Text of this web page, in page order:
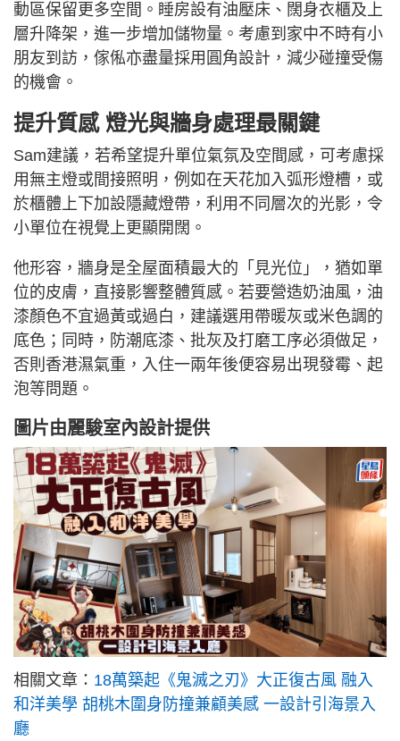
動區保留更多空間。睡房設有油壓床、闊身衣櫃及上
層升降架，進一步增加儲物量。考慮到家中不時有小
朋友到訪，傢俬亦盡量採用圓角設計，減少碰撞受傷
的機會。
提升質感 燈光與牆身處理最關鍵
Sam建議，若希望提升單位氣氛及空間感，可考慮採
用無主燈或間接照明，例如在天花加入弧形燈槽，或
於櫃體上下加設隱藏燈帶，利用不同層次的光影，令
小單位在視覺上更顯開闊。
他形容，牆身是全屋面積最大的「見光位」，猶如單
位的皮膚，直接影響整體質感。若要營造奶油風，油
漆顏色不宜過黃或過白，建議選用帶暖灰或米色調的
底色；同時，防潮底漆、批灰及打磨工序必須做足，
否則香港濕氣重，入住一兩年後便容易出現發霉、起
泡等問題。
圖片由麗駿室內設計提供
相關文章： 18萬築起《鬼滅之刃》大正復古風 融入
和洋美學 胡桃木圍身防撞兼顧美感 一設計引海景入
廳